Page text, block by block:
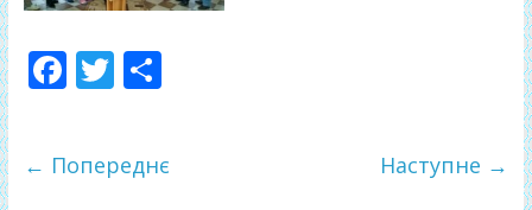
F
b
T
er
П
л
← Попереднє Наступне →